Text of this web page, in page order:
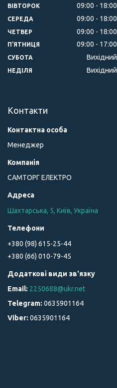
ВІВТОРОК 09:00 18:00
СЕРЕДА 09:00 18:00
ЧЕТВЕР 09:00 18:00
ПʼЯТНИЦЯ 09:00 17:00
СУБОТА Вихідний
НЕДІЛЯ Вихідний
Контакти
Менеджер
САМТОРГ ЕЛЕКТРО
Шахтарська, 5, Київ, Україна
+380 (98) 615-25-44
+380 (66) 010-79-45
2250688@ukr.net
0635901164
0635901164